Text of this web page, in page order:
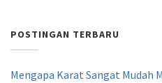
POSTINGAN TERBARU
Mengapa Karat Sangat Mudah